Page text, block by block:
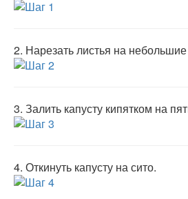
2. Нарезать листья на
3. Залить капусту кипятком на
4. Откинуть капусту на сито.